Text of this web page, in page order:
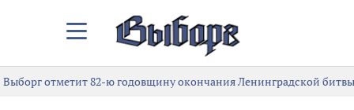
Закрыть/
меню
Выборг отметит 82-ю годовщину окончания Ленинградской битвы